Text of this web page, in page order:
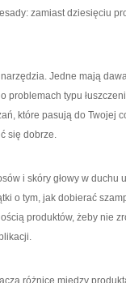
zamiast dziesięciu
Jedne mają
problemach typu
które pasują do Twojej
się dobrze.
i skóry głowy w duchu
o tym, jak dobierać
produktów, żeby nie
różnice między